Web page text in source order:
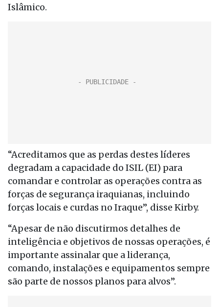
Islâmico.
“Acreditamos que as perdas destes líderes
degradam a capacidade do ISIL (EI) para
comandar e controlar as operações contra as
forças de segurança iraquianas, incluindo
forças locais e curdas no Iraque”, disse Kirby.
“Apesar de não discutirmos detalhes de
inteligência e objetivos de nossas operações, é
importante assinalar que a liderança,
comando, instalações e equipamentos sempre
são parte de nossos planos para alvos”.